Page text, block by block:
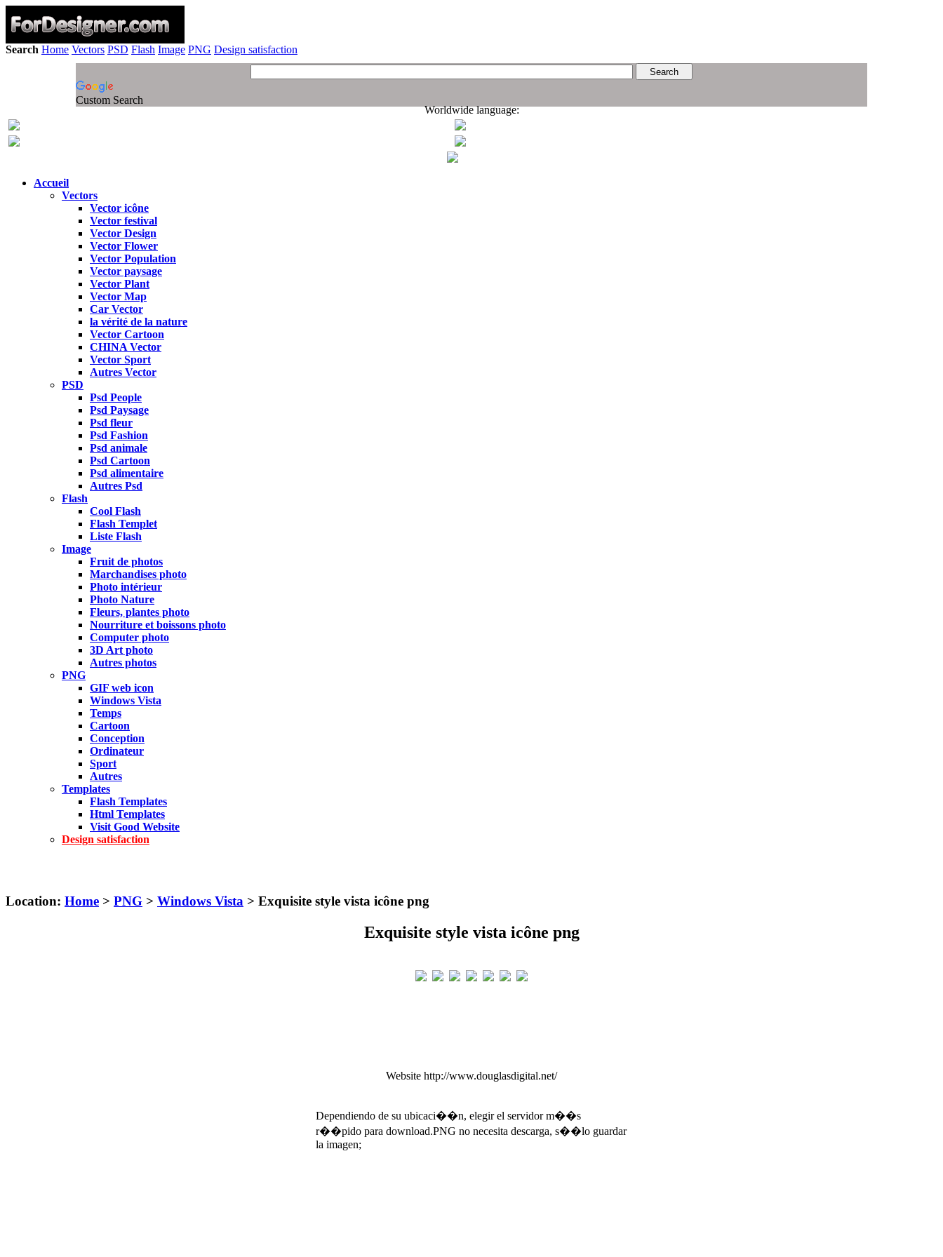
Search Home Vectors PSD Flash Image PNG Design satisfaction
Custom Search
Worldwide language:
Accueil
Vectors
Vector icône
Vector festival
Vector Design
Vector Flower
Vector Population
Vector paysage
Vector Plant
Vector Map
Car Vector
la vérité de la nature
Vector Cartoon
CHINA Vector
Vector Sport
Autres Vector
PSD
Psd People
Psd Paysage
Psd fleur
Psd Fashion
Psd animale
Psd Cartoon
Psd alimentaire
Autres Psd
Flash
Cool Flash
Flash Templet
Liste Flash
Image
Fruit de photos
Marchandises photo
Photo intérieur
Photo Nature
Fleurs, plantes photo
Nourriture et boissons photo
Computer photo
3D Art photo
Autres photos
PNG
GIF web icon
Windows Vista
Temps
Cartoon
Conception
Ordinateur
Sport
Autres
Templates
Flash Templates
Html Templates
Visit Good Website
Design satisfaction
Location: Home > PNG > Windows Vista > Exquisite style vista icône png
Exquisite style vista icône png
Website http://www.douglasdigital.net/
Dependiendo de su ubicaci��n, elegir el servidor m��s
r��pido para download.PNG no necesita descarga, s��lo guardar
la imagen;